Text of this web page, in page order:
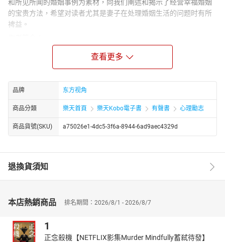
和所见所闻的婚姻事例为素材，向我们阐述和揭示了经营幸福婚姻
的宝贵方法，希望对读者尤其是妻子在处理婚姻生活的问题时有所
裨益。
七七，原名徐慧霞，新锐作家，婚姻、恋爱、情感指导者，探究婚
姻、家庭幸福之路的新女性，对婚姻、恋爱、情感有非常深刻的理
最值得自豪的事是，自己拥有一个幸福的家庭、一桩完美的婚姻。
已出版作品：《学会爱，嫁给谁都幸福》、《嫁得好不如干得
好》、《决定女人幸福的10件事》。
查看更多
品牌 东方视角
商品分類 樂天首頁 樂天Kobo電子書 有聲書 心理勵志
商品貨號(SKU) a75026e1-4dc5-3f6a-8944-6ad9aec4329d
退換貨須知
本店熱銷商品 排名期間：2026/8/1 - 2026/8/7
1
正念殺機【NETFLIX影集Murder Mindfully蓄弒待發】